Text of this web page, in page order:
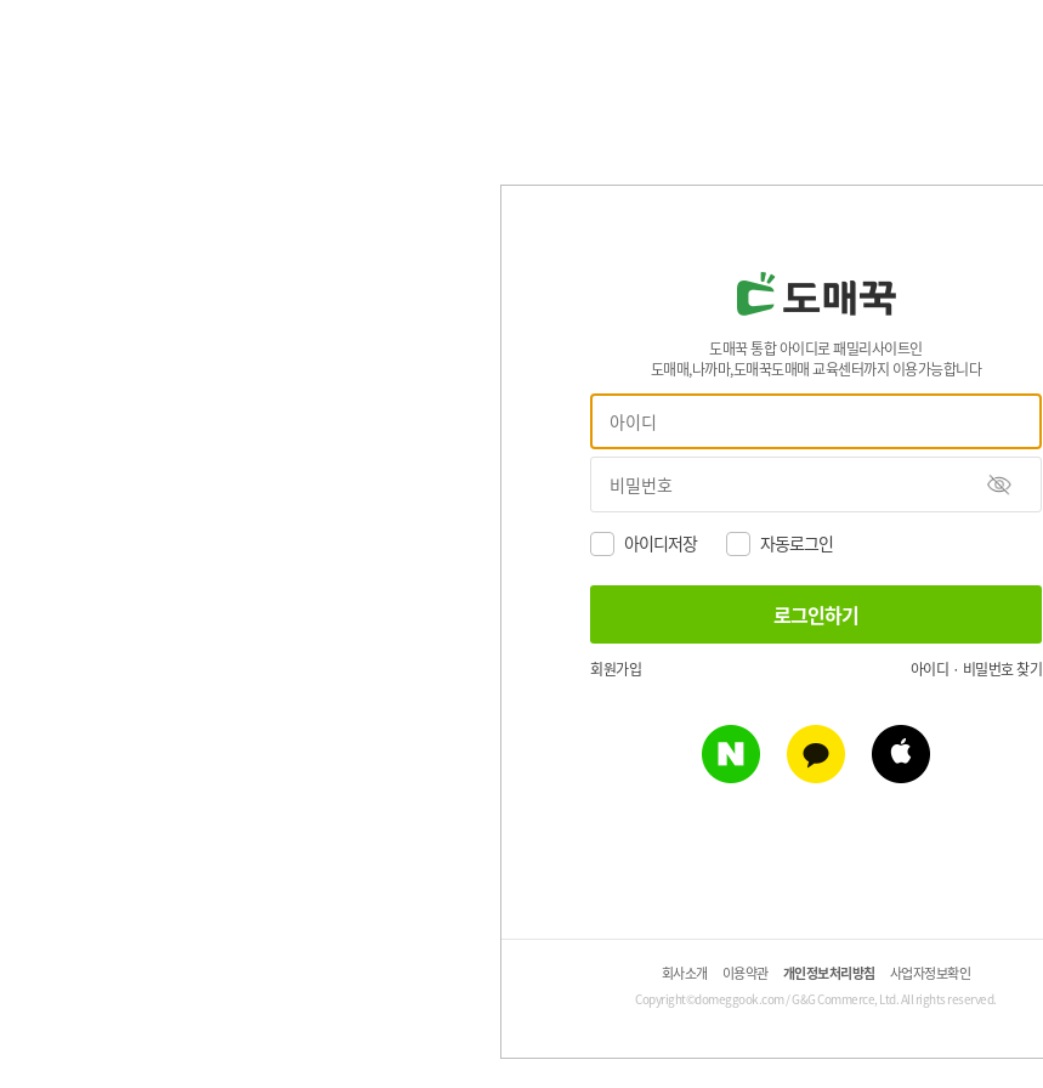
도매꾹 통합 아이디로 패밀리사이트인
도매매,나까마,도매꾹도매매 교육센터까지 이용가능합니다
아이디저장 자동로그인
회원가입 아이디 · 비밀번호 찾기
회사소개 이용약관 개인정보처리방침 사업자정보확인
Copyright©domeggook.com / G&G Commerce, Ltd. All rights reserved.